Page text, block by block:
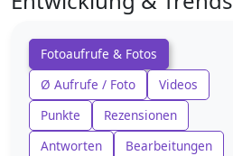
Fotoaufrufe & Fotos
Ø Aufrufe / Foto
Videos
Punkte
Rezensionen
Antworten
Bearbeitungen